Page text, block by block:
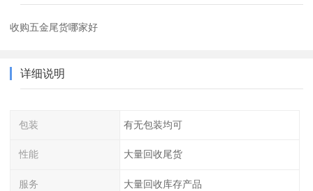
收购五金尾货哪家好
详细说明
包装 有无包装均可
性能 大量回收尾货
服务 大量回收库存产品